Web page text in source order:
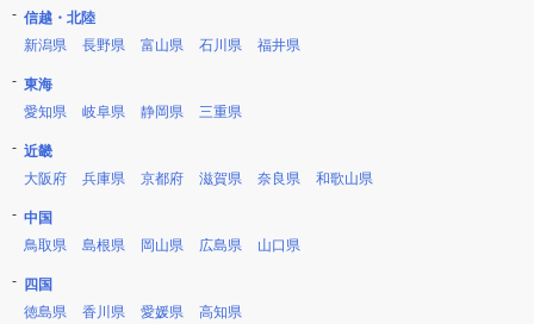
信越・北陸
新潟県
長野県 富山県 石川県 福井県
東海
愛知県
岐阜県 静岡県 三重県
近畿
大阪府
兵庫県 京都府 滋賀県 奈良県 和歌山県
中国
鳥取県
島根県 岡山県 広島県 山口県
四国
徳島県
香川県 愛媛県 高知県